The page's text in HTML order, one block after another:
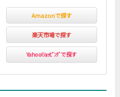
Amazonで探す
楽天市場で探す
Yahoo!ｼｮｯﾋﾟﾝｸﾞで探す